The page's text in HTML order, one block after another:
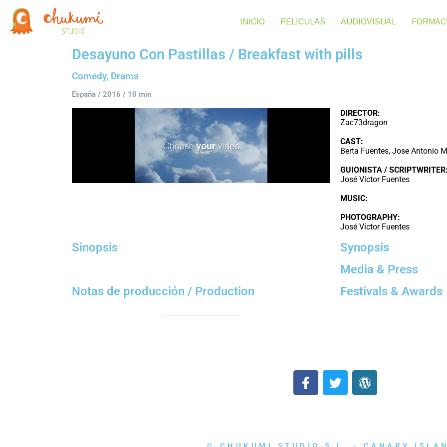
INICIO PELICULAS AUDIOVISUAL
Desayuno Con Pastillas / Breakfast with pills
Comedy, Drama
España / 2016 / 10 min
DIRECTOR:
Zac73dragon
CAST:
Berta Fuentes, Jose Antonio
GUIONISTA /
José Víctor Fuentes
MUSIC:
PHOTOGRAPHY:
José Víctor Fuentes
Sinopsis
Synopsis
Media & Press
Notas de producción / Production
Festivals & Awards